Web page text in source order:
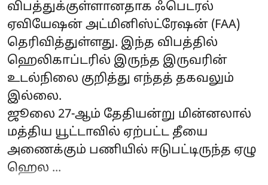
விபத்துக்குள்ளானதாக ஃபெடரல்
ஏவியேஷன் அட்மினிஸ்ட்ரேஷன் (FAA)
தெரிவித்துள்ளது. இந்த விபத்தில்
ஹெலிகாப்டரில் இருந்த இருவரின்
உடல்நிலை குறித்து எந்தத் தகவலும்
இல்லை.
ஜூலை 27-ஆம் தேதியன்று மின்னலால்
மத்திய யூட்டாவில் ஏற்பட்ட தீயை
அணைக்கும் பணியில் ஈடுபட்டிருந்த ஏழு
ஹெல ...